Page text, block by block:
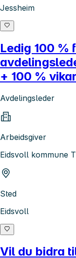
Jessheim
Ledig 100 %
+ 100 %
Avdelingsleder
Arbeidsgiver
Eidsvoll kommune
Sted
Eidsvoll
Vil du bidra